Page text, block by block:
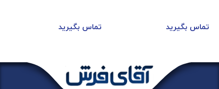
تماس بگیرید تماس بگیرید